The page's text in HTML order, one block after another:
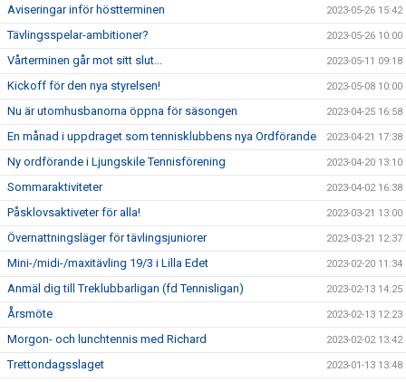
Aviseringar inför höstterminen 2023-05-26 15:42
Tävlingsspelar-ambitioner? 2023-05-26 10:00
Vårterminen går mot sitt slut... 2023-05-11 09:18
Kickoff för den nya styrelsen! 2023-05-08 10:00
Nu är utomhusbanorna öppna för säsongen 2023-04-25 16:58
En månad i uppdraget som tennisklubbens nya Ordförande 2023-04-21 17:38
Ny ordförande i Ljungskile Tennisförening 2023-04-20 13:10
Sommaraktiviteter 2023-04-02 16:38
Påsklovsaktiveter för alla! 2023-03-21 13:00
Övernattningsläger för tävlingsjuniorer 2023-03-21 12:37
Mini-/midi-/maxitävling 19/3 i Lilla Edet 2023-02-20 11:34
Anmäl dig till Treklubbarligan (fd Tennisligan) 2023-02-13 14:25
Årsmöte 2023-02-13 12:23
Morgon- och lunchtennis med Richard 2023-02-02 13:42
Trettondagsslaget 2023-01-13 13:48